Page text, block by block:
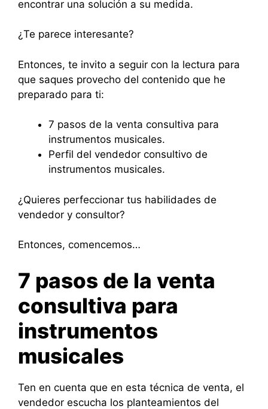
encontrar una solución a su medida.
¿Te parece interesante?
Entonces, te invito a seguir con la lectura para
que saques provecho del contenido que he
preparado para ti:
7 pasos de la venta consultiva para
instrumentos musicales.
Perfil del vendedor consultivo de
instrumentos musicales.
¿Quieres perfeccionar tus habilidades de
vendedor y consultor?
Entonces, comencemos…
7 pasos de la venta
consultiva para
instrumentos
musicales
Ten en cuenta que en esta técnica de venta, el
vendedor escucha los planteamientos del